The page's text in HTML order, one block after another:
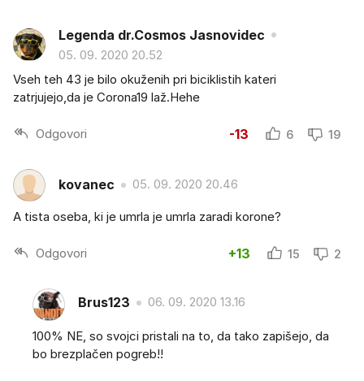
Legenda dr.Cosmos Jasnovidec
05. 09. 2020 20.52
Vseh teh 43 je bilo okuženih pri biciklistih kateri
zatrjujejo,da je Corona19 laž.Hehe
Odgovori -13 6 19
kovanec 05. 09. 2020 20.46
A tista oseba, ki je umrla je umrla zaradi korone?
Odgovori +13 15 2
Brus123 06. 09. 2020 13.16
100% NE, so svojci pristali na to, da tako zapišejo, da
bo brezplačen pogreb!!